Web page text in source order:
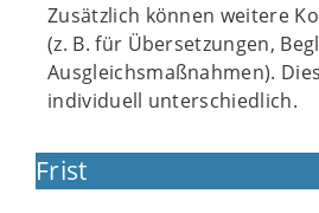
Zusätzlich können weitere
(z. B. für Übersetzungen,
Ausgleichsmaßnahmen).
individuell unterschiedlich.
Frist